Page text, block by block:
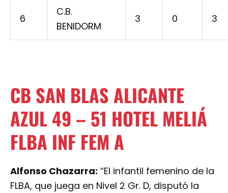
6
C.B.
BENIDORM
3 0 3
CB SAN BLAS ALICANTE
AZUL 49 – 51 HOTEL MELIÁ
FLBA INF FEM A
Alfonso Chazarra: “El infantil femenino de la
FLBA, que juega en Nivel 2 Gr. D, disputó la